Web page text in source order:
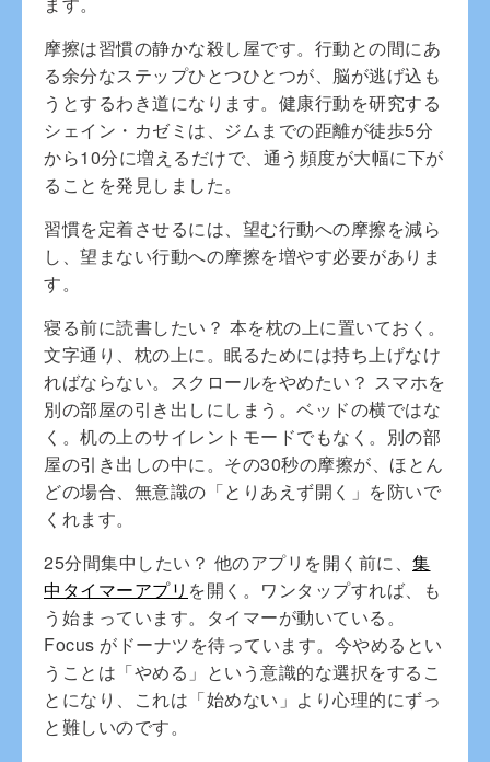
摩擦は習慣の静かな殺し屋です。行動との間にあ
る余分なステップひとつひとつが、脳が逃げ込も
うとするわき道になります。健康行動を研究する
シェイン・カゼミは、ジムまでの距離が徒歩5分
から10分に増えるだけで、通う頻度が大幅に下が
ることを発見しました。
習慣を定着させるには、望む行動への摩擦を減ら
し、望まない行動への摩擦を増やす必要がありま
す。
寝る前に読書したい？ 本を枕の上に置いておく。
文字通り、枕の上に。眠るためには持ち上げなけ
ればならない。スクロールをやめたい？ スマホを
別の部屋の引き出しにしまう。ベッドの横ではな
く。机の上のサイレントモードでもなく。別の部
屋の引き出しの中に。その30秒の摩擦が、ほとん
どの場合、無意識の「とりあえず開く」を防いで
くれます。
25分間集中したい？ 他のアプリを開く前に、 集
中タイマーアプリ を開く。ワンタップすれば、も
う始まっています。タイマーが動いている。
Focus がドーナツを待っています。今やめるとい
うことは「やめる」という意識的な選択をするこ
とになり、これは「始めない」より心理的にずっ
と難しいのです。